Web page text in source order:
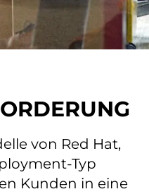
von Red Hat,
Typ
Kunden in eine